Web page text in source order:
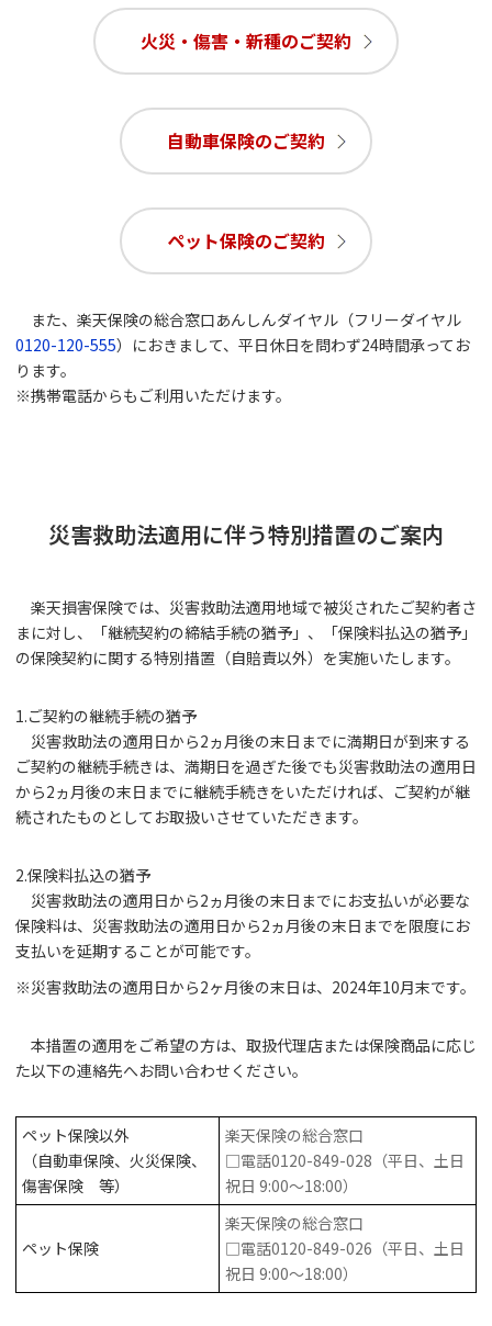
火災・傷害・新種のご契約
自動車保険のご契約
ペット保険のご契約
また、楽天保険の総合窓口あんしんダイヤル（フリーダイヤル
0120-120-555）におきまして、平日休日を問わず24時間承ってお
ります。
※携帯電話からもご利用いただけます。
災害救助法適用に伴う特別措置のご案内
楽天損害保険では、災害救助法適用地域で被災されたご契約者さ
まに対し、「継続契約の締結手続の猶予」、「保険料払込の猶予」
の保険契約に関する特別措置（自賠責以外）を実施いたします。
1.ご契約の継続手続の猶予
災害救助法の適用日から2ヵ月後の末日までに満期日が到来する
ご契約の継続手続きは、満期日を過ぎた後でも災害救助法の適用日
から2ヵ月後の末日までに継続手続きをいただければ、ご契約が継
続されたものとしてお取扱いさせていただきます。
2.保険料払込の猶予
災害救助法の適用日から2ヵ月後の末日までにお支払いが必要な
保険料は、災害救助法の適用日から2ヵ月後の末日までを限度にお
支払いを延期することが可能です。
※災害救助法の適用日から2ヶ月後の末日は、2024年10月末です。
本措置の適用をご希望の方は、取扱代理店または保険商品に応じ
た以下の連絡先へお問い合わせください。
ペット保険以外
（自動車保険、火災保険、
傷害保険 等）
楽天保険の総合窓口
□電話0120-849-028（平日、土日
祝日 9:00～18:00）
ペット保険
楽天保険の総合窓口
□電話0120-849-026（平日、土日
祝日 9:00～18:00）